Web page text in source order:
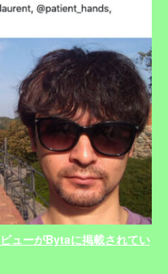
ューがBytaに掲載されてい